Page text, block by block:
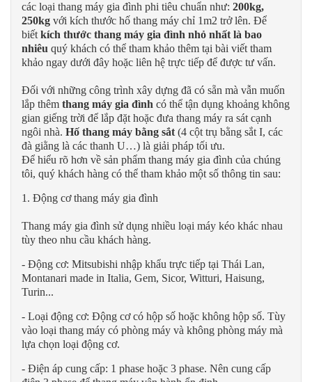
các loại thang máy gia đình phi tiêu chuẩn như: 200kg,
250kg với kích thước hố thang máy chỉ 1m2 trở lên. Để
biết kích thước thang máy gia đình nhỏ nhất là bao
nhiêu quý khách có thể tham khảo thêm tại bài viết tham
khảo ngay dưới đây hoặc liên hệ trực tiếp để được tư vấn.
Đối với những công trình xây dựng đã có sẵn mà vẫn muốn
lắp thêm thang máy gia đình có thể tận dụng khoảng không
gian giếng trời để lắp đặt hoặc đưa thang máy ra sát cạnh
ngôi nhà. Hố thang máy bằng sắt (4 cột trụ bằng sắt I, các
đà giằng là các thanh U…) là giải pháp tối ưu.
Để hiểu rõ hơn về sản phẩm thang máy gia đình của chúng
tôi, quý khách hàng có thể tham khảo một số thông tin sau:
1. Động cơ thang máy gia đình
Thang máy gia đình sử dụng nhiều loại máy kéo khác nhau
tùy theo nhu cầu khách hàng.
- Động cơ: Mitsubishi nhập khẩu trực tiếp tại Thái Lan,
Montanari made in Italia, Gem, Sicor, Witturi, Haisung,
Turin...
- Loại động cơ: Động cơ có hộp số hoặc không hộp số. Tùy
vào loại thang máy có phòng máy và không phòng máy mà
lựa chọn loại động cơ.
- Điện áp cung cấp: 1 phase hoặc 3 phase. Nên cung cấp